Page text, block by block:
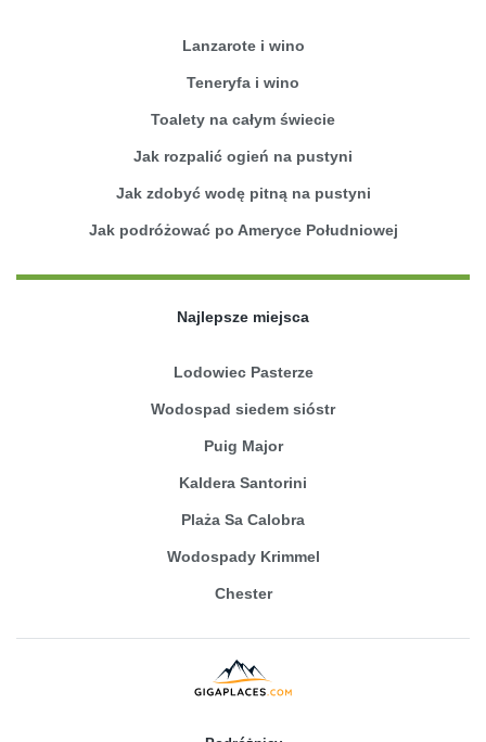
Lanzarote i wino
Teneryfa i wino
Toalety na całym świecie
Jak rozpalić ogień na pustyni
Jak zdobyć wodę pitną na pustyni
Jak podróżować po Ameryce Południowej
Najlepsze miejsca
Lodowiec Pasterze
Wodospad siedem sióstr
Puig Major
Kaldera Santorini
Plaża Sa Calobra
Wodospady Krimmel
Chester